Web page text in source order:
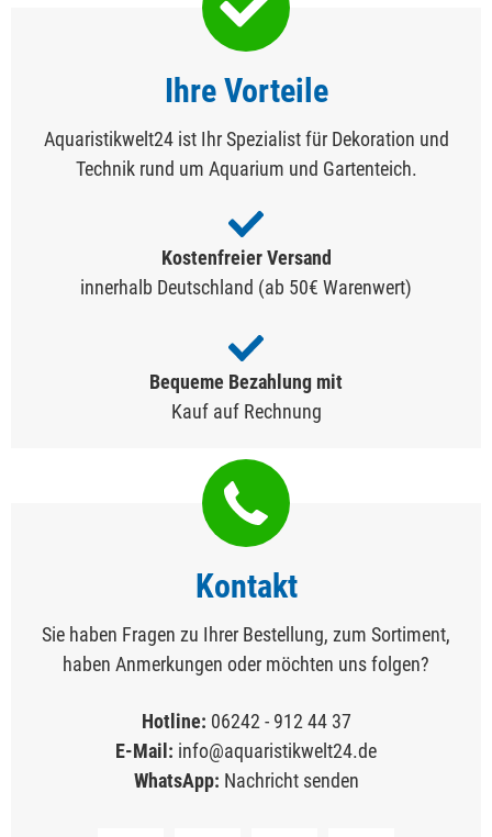
Ihre Vorteile
Aquaristikwelt24 ist Ihr Spezialist für Dekoration und
Technik rund um Aquarium und Gartenteich.
Kostenfreier Versand
innerhalb Deutschland (ab 50€ Warenwert)
Bequeme Bezahlung mit
Kauf auf Rechnung
Kontakt
Sie haben Fragen zu Ihrer Bestellung, zum Sortiment,
haben Anmerkungen oder möchten uns folgen?
Hotline: 06242 - 912 44 37
E-Mail: info@aquaristikwelt24.de
WhatsApp: Nachricht senden